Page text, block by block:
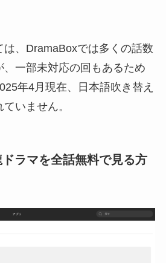
は、DramaBoxでは多くの話数
、一部未対応の回もあるため
年4月現在、日本語吹き替え
いません。
ラマを全話無料で見る方